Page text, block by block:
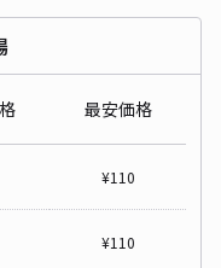
最安価格
¥110
¥110